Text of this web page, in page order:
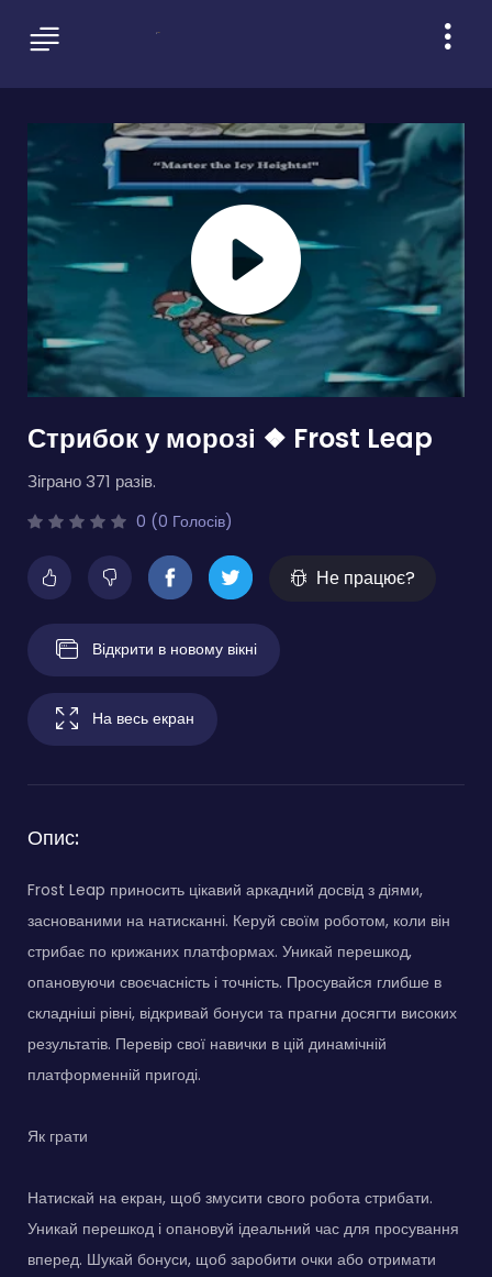
Стрибок у морозі ❖ Frost Leap
Зіграно 371 разів.
0 (0 Голосів)
Не працює?
Відкрити в новому вікні
На весь екран
Опис:
Frost Leap приносить цікавий аркадний досвід з діями,
заснованими на натисканні. Керуй своїм роботом, коли він
стрибає по крижаних платформах. Уникай перешкод,
опановуючи своєчасність і точність. Просувайся глибше в
складніші рівні, відкривай бонуси та прагни досягти високих
результатів. Перевір свої навички в цій динамічній
платформенній пригоді.
Як грати
Натискай на екран, щоб змусити свого робота стрибати.
Уникай перешкод і опановуй ідеальний час для просування
вперед. Шукай бонуси, щоб заробити очки або отримати